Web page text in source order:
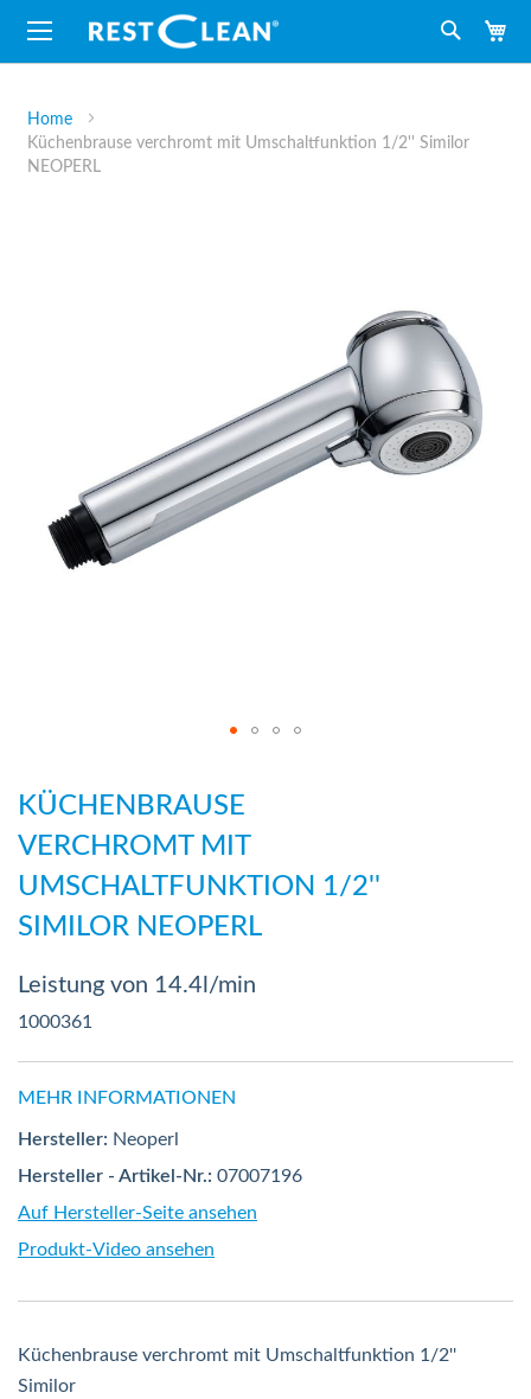
Suche
Home
Küchenbrause verchromt mit Umschaltfunktion 1/2'' Similor
NEOPERL
KÜCHENBRAUSE
VERCHROMT MIT
UMSCHALTFUNKTION 1/2''
SIMILOR NEOPERL
Leistung von 14.4l/min
1000361
MEHR INFORMATIONEN
Hersteller: Neoperl
Hersteller - Artikel-Nr.: 07007196
Auf Hersteller-Seite ansehen
Produkt-Video ansehen
Küchenbrause verchromt mit Umschaltfunktion 1/2''
Similor
Anfang
Bildergalerie
springen